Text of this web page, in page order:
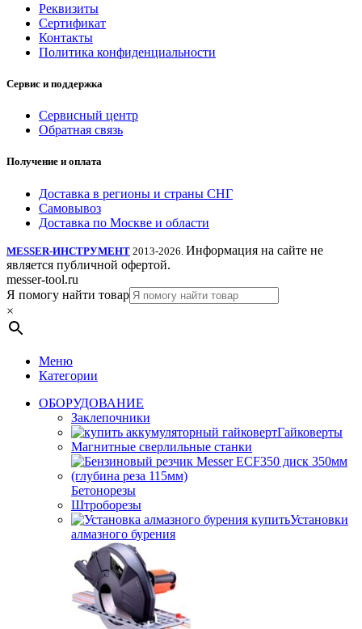
Реквизиты
Сертификат
Контакты
Политика конфиденциальности
Сервис и поддержка
Сервисный центр
Обратная связь
Получение и оплата
Доставка в регионы и страны СНГ
Самовывоз
Доставка по Москве и области
MESSER-ИНСТРУМЕНТ 2013-2026. Информация на сайте не
является публичной офертой.
messer-tool.ru
Я помогу найти товар
×
Меню
Категории
ОБОРУДОВАНИЕ
Заклепочники
Гайковерты
Магнитные сверлильные станки
Бетонорезы
Штроборезы
Установки
алмазного бурения